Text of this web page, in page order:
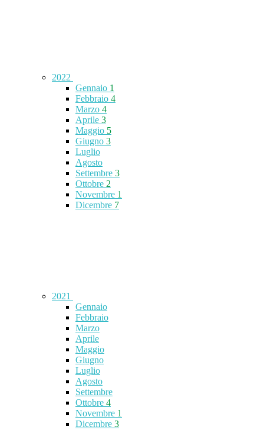
2022
Gennaio 1
Febbraio 4
Marzo 4
Aprile 3
Maggio 5
Giugno 3
Luglio
Agosto
Settembre 3
Ottobre 2
Novembre 1
Dicembre 7
2021
Gennaio
Febbraio
Marzo
Aprile
Maggio
Giugno
Luglio
Agosto
Settembre
Ottobre 4
Novembre 1
Dicembre 3